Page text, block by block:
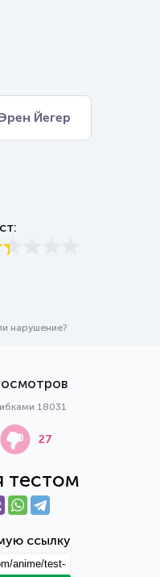
Йегер
нарушение?
тестом
ссылку
18031
27